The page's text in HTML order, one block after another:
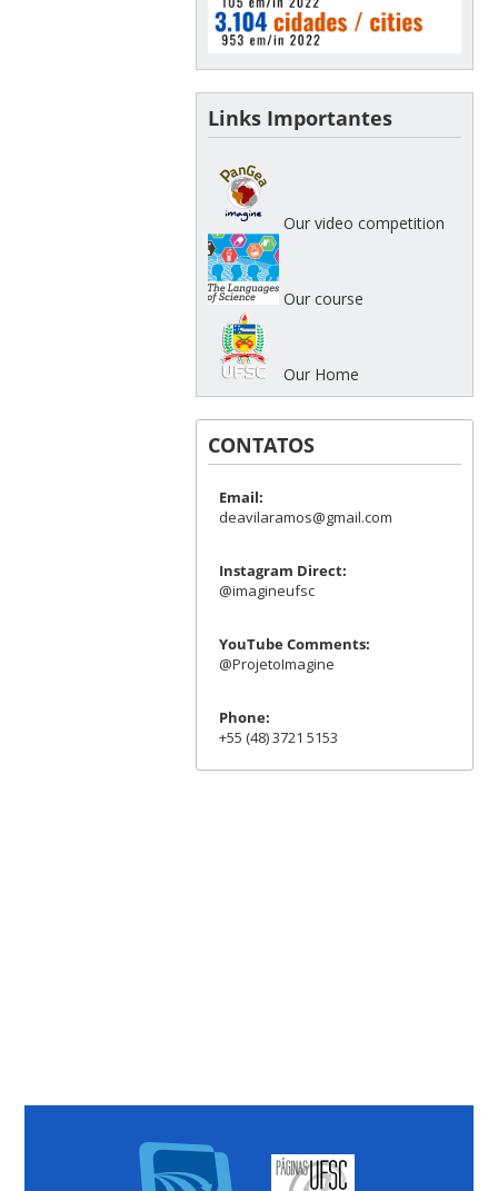
Links Importantes
Our video competition
Our course
Our Home
CONTATOS
Email:
deavilaramos@gmail.com
Instagram Direct:
@imagineufsc
YouTube Comments:
@ProjetoImagine
Phone:
+55 (48) 3721 5153